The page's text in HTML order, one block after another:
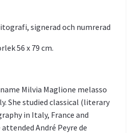
signerad och numrerad
56 x 79 cm.
Milvia Maglione melasso
She studied classical (literary
in Italy, France and
André Peyre de